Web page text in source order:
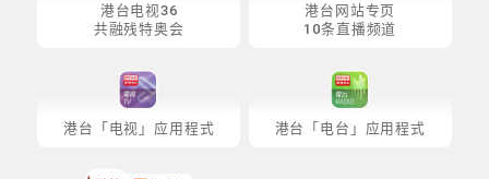
港台电视36
共融残特奥会
港台网站专页
10条直播频道
港台「电视」应用程式 港台「电台」应用程式